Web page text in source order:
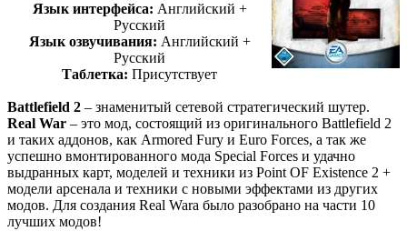
Язык интерфейса: Английский +
Русский
Язык озвучивания: Английский +
Русский
Таблетка: Присутствует
Battlefield 2 – знаменитый сетевой стратегический шутер.
Real War – это мод, состоящий из оригинального Battlefield 2
и таких аддонов, как Armored Fury и Euro Forces, а так же
успешно вмонтированного мода Special Forces и удачно
выдранных карт, моделей и техники из Point OF Existence 2 +
модели арсенала и техники с новыми эффектами из других
модов. Для создания Real Wara было разобрано на части 10
лучших модов!